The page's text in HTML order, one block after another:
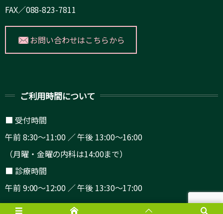
FAX／088-823-7811
お問い合わせはこちらから
ご利用時間について
■ 受付時間
午前 8:30～11:00 ／ 午後 13:00～16:00
（月曜・金曜の内科は14:00まで）
■ 診療時間
午前 9:00～12:00 ／ 午後 13:30～17:00